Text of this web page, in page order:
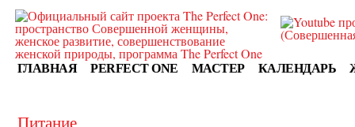
ГЛАВНАЯ PERFECT ONE МАСТЕР КАЛЕНДАРЬ
Питание